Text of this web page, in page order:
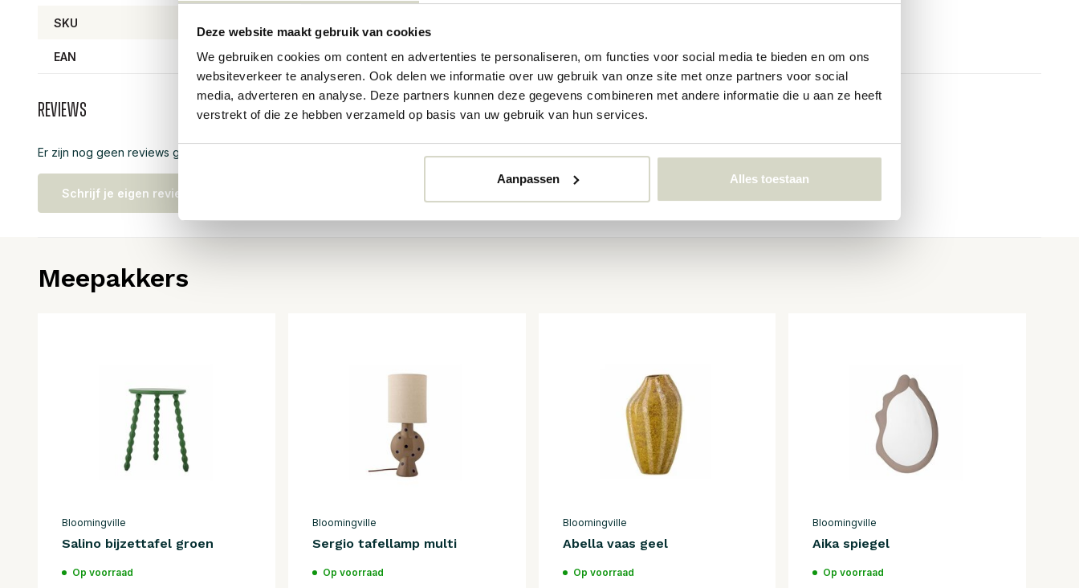
Deze website maakt gebruik van cookies
We gebruiken cookies om content en advertenties te personaliseren, om functies voor social media te bieden en om ons
websiteverkeer te analyseren. Ook delen we informatie over uw gebruik van onze site met onze partners voor social
media, adverteren en analyse. Deze partners kunnen deze gegevens combineren met andere informatie die u aan ze heeft
verstrekt of die ze hebben verzameld op basis van uw gebruik van hun services.
Aanpassen Alles toestaan
SKU
EAN 5711173361861
Reviews
Er zijn nog geen reviews geschreven over dit product..
Schrijf je eigen review
Meepakkers
Bloomingville
Salino bijzettafel groen
Op voorraad
Bloomingville
Sergio tafellamp multi
Op voorraad
Bloomingville
Abella vaas geel
Op voorraad
Bloomingville
Aika spiegel
Op voorraad